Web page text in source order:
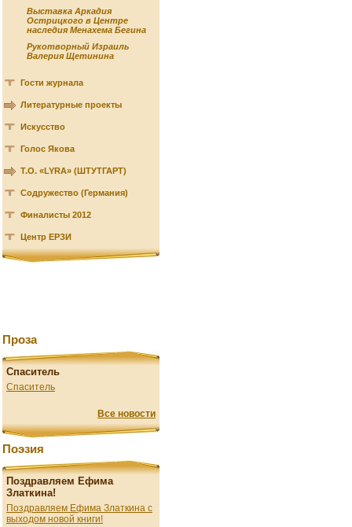
Выставка Аркадия
Острицкого в Центре
наследия Менахема Бегина
Рукотворный Израиль
Валерия Щетинина
Гости журнала
Литературные проекты
Искусство
Голос Якова
Т.О. «LYRA» (ШТУТГАРТ)
Содружество (Германия)
Финалисты 2012
Центр ЕРЗИ
Проза
Спаситель
Спаситель
Все новости
Поэзия
Поздравляем Ефима
Златкина!
Поздравляем Ефима Златкина с
выходом новой книги!